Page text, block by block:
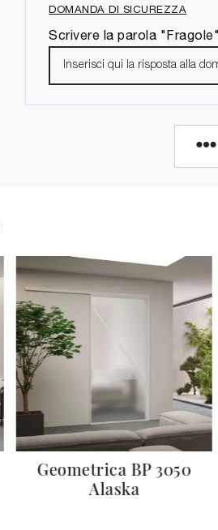
DOMANDA DI SICUREZZA
Scrivere la parola
Geometrica BP 3050
Alaska